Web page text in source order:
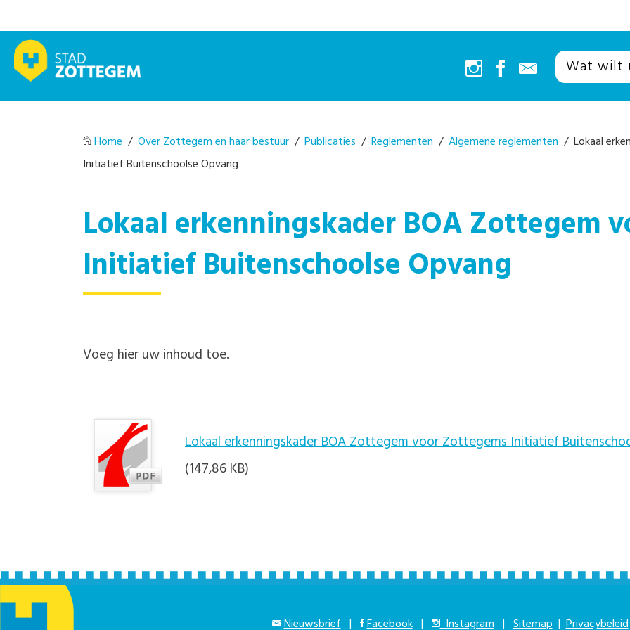
Home / Over Zottegem en haar bestuur / Publicaties / Reglementen / Algemene reglementen / Lokaal
Initiatief Buitenschoolse Opvang
Lokaal erkenningskader BOA Zottegem
Initiatief Buitenschoolse Opvang
Voeg hier uw inhoud toe.
Lokaal erkenningskader BOA Zottegem voor Zottegems Initiatief
(147,86 KB)
Nieuwsbrief | Facebook | Instagram | Sitemap |Privacybeleid